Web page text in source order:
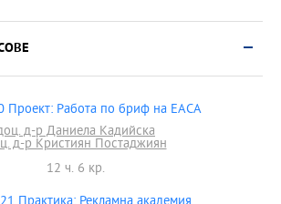
Проект: Работа по бриф на ЕАСА
д-р Даниела Кадийска
д-р Кристиян Постаджиян
12 ч. 6 кр.